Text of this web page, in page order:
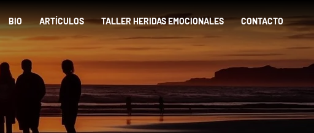
BIO ARTÍCULOS TALLER HERIDAS EMOCIONALES CONTACTO